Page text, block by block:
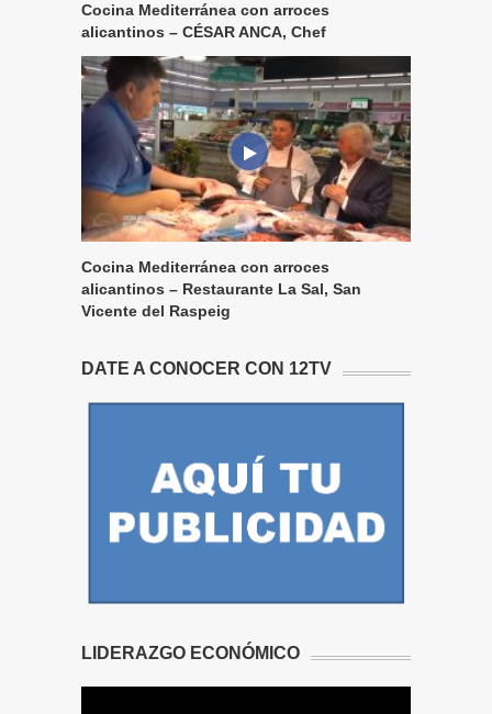
Cocina Mediterránea con arroces
alicantinos – CÉSAR ANCA, Chef
Cocina Mediterránea con arroces
alicantinos – Restaurante La Sal, San
Vicente del Raspeig
DATE A CONOCER CON 12TV
LIDERAZGO ECONÓMICO